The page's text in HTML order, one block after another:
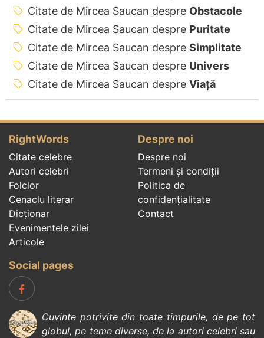
Citate de Mircea Saucan despre Obstacole
Citate de Mircea Saucan despre Puritate
Citate de Mircea Saucan despre Simplitate
Citate de Mircea Saucan despre Univers
Citate de Mircea Saucan despre Viață
RightWords
Citate celebre
Autori celebri
Folclor
Cenaclu literar
Dicționar
Evenimentele zilei
Articole
Despre noi
Despre noi
Termeni și condiții
Politica de
confidenţialitate
Contact
Social pages
Cuvinte potrivite din toate timpurile, de pe tot
globul, pe teme diverse, de la autori celebrisau